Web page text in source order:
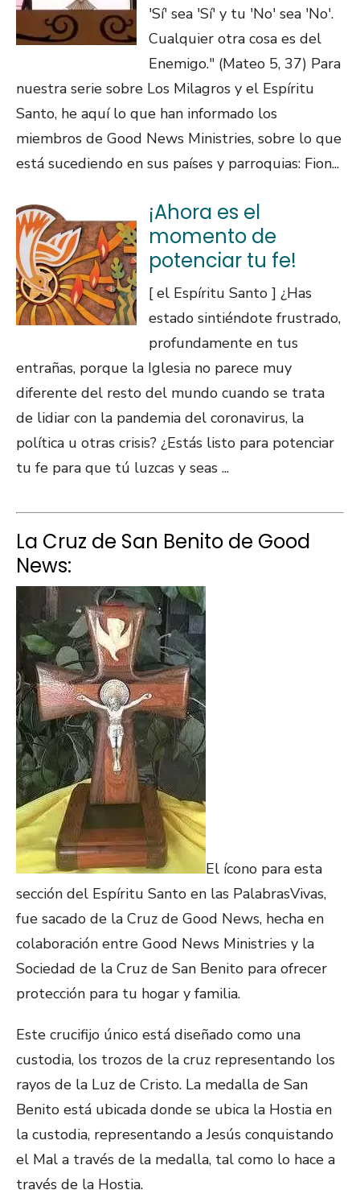
'Sí' sea 'Sí' y tu 'No' sea 'No'.
Cualquier otra cosa es del
Enemigo." (Mateo 5, 37) Para
nuestra serie sobre Los Milagros y el Espíritu
Santo, he aquí lo que han informado los
miembros de Good News Ministries, sobre lo que
está sucediendo en sus países y parroquias: Fion...
¡Ahora es el
momento de
potenciar tu fe!
[ el Espíritu Santo ] ¿Has
estado sintiéndote frustrado,
profundamente en tus
entrañas, porque la Iglesia no parece muy
diferente del resto del mundo cuando se trata
de lidiar con la pandemia del coronavirus, la
política u otras crisis? ¿Estás listo para potenciar
tu fe para que tú luzcas y seas ...
La Cruz de San Benito de Good
News:
El ícono para esta
sección del Espíritu Santo en las PalabrasVivas,
fue sacado de la Cruz de Good News, hecha en
colaboración entre Good News Ministries y la
Sociedad de la Cruz de San Benito para ofrecer
protección para tu hogar y familia.
Este crucifijo único está diseñado como una
custodia, los trozos de la cruz representando los
rayos de la Luz de Cristo. La medalla de San
Benito está ubicada donde se ubica la Hostia en
la custodia, representando a Jesús conquistando
el Mal a través de la medalla, tal como lo hace a
través de la Hostia.